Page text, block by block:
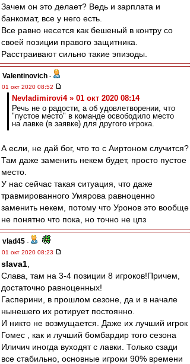
Зачем он это делает? Ведь и зарплата и
банкомат, все у него есть.
Все равно несется как бешеный в контру со
своей позиции правого защитника.
Расстраивают сильно такие эпизоды.
Valentinovich -
01 окт 2020 08:52
Nevladimirovi4 » 01 окт 2020 08:14
Речь не о радости, а об удовлетворении, что
"пустое место" в команде освободило место
на лавке (в заявке) для другого игрока.
А если, не дай бог, что то с Аиртоном случится?
Там даже заменить некем будет, просто пустое
место.
У нас сейчас такая ситуация, что даже
травмированного Умярова равноценно
заменить некем, потому что Уронов это вообще
не понятно что пока, но точно не цпз
vlad45 -
01 окт 2020 08:23
slava1
Слава, там на 3-4 позиции 8 игроков!Причем,
достаточно равноценных!
Гасперини, в прошлом сезоне, да и в начале
нынешего их ротирует постоянно.
И никто не возмущается. Даже их лучший игрок
Гомес , как и лучший бомбардир того сезона
Иличич иногда вуходят с лавки. Только сзади
все стабильно, основные игроки 90% времени